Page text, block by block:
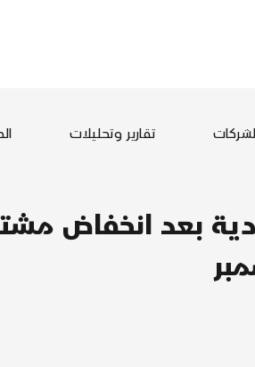
تقارير وتحليلات
بعد انخفاض